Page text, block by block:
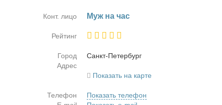
Конт. лицо Муж на час
Рейтинг
Город
Санкт-Пе­тер­бург
Адрес
Показать на карте
Телефон
Показать телефон